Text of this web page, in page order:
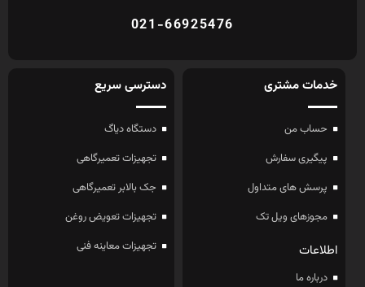
021-66925476
خدمات مشتری
حساب من
پیگیری سفارش
پرسش های متداول
مجوزهای ویل تک
اطلاعات
درباره ما
دسترسی سریع
دستگاه دیاگ
تجهیزات تعمیرگاهی
جک بالابر تعمیرگاهی
تجهیزات تعویض روغن
تجهیزات معاینه فنی